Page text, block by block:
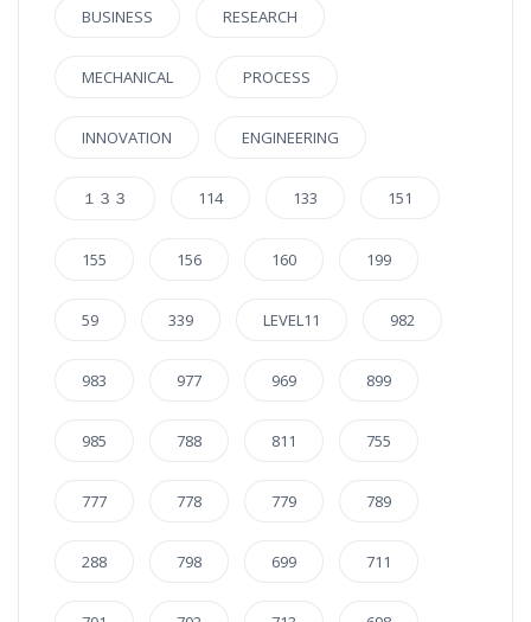
BUSINESS RESEARCH
MECHANICAL PROCESS
INNOVATION ENGINEERING
１３３ 114 133 151
155 156 160 199
59 339 LEVEL11 982
983 977 969 899
985 788 811 755
777 778 779 789
288 798 699 711